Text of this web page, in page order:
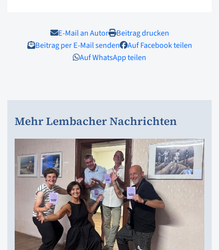
E-Mail an Autor
Beitrag drucken
Beitrag per E-Mail senden
Auf Facebook teilen
Auf WhatsApp teilen
Mehr Lembacher Nachrichten